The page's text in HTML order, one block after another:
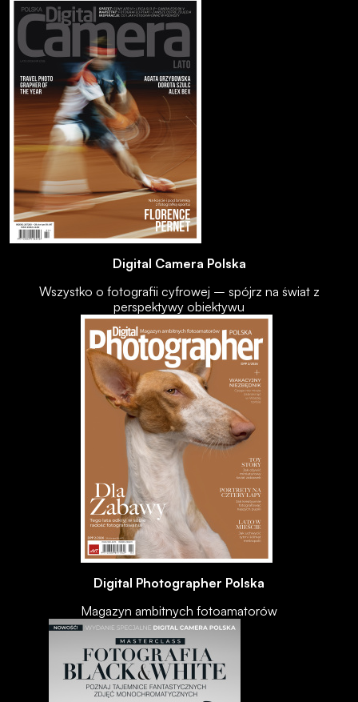
Digital Camera Polska
Wszystko o fotografii cyfrowej – spójrz na świat z
perspektywy obiektywu
Digital Photographer Polska
Magazyn ambitnych fotoamatorów